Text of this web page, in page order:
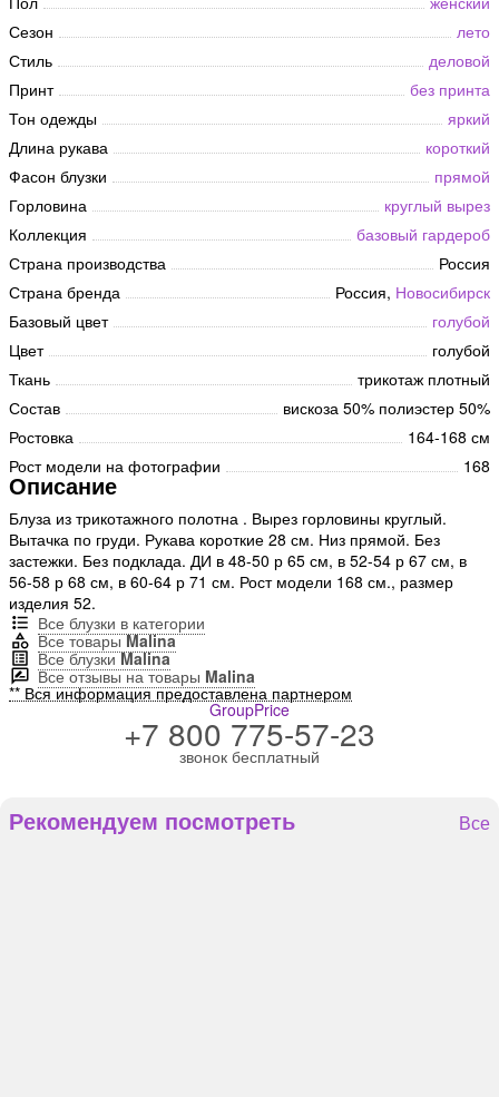
Сезон
лето
Стиль
деловой
Принт
без принта
Тон одежды
яркий
Длина рукава
короткий
Фасон блузки
прямой
Горловина
круглый вырез
Коллекция
базовый гардероб
Страна производства
Россия
Страна бренда
Россия, Новосибирск
Базовый цвет
голубой
Цвет
голубой
Ткань
трикотаж плотный
Состав
вискоза 50% полиэстер 50%
Ростовка
164-168 см
Рост модели на фотографии
168
Описание
Блуза из трикотажного полотна . Вырез горловины круглый.
Вытачка по груди. Рукава короткие 28 см. Низ прямой. Без
застежки. Без подклада. ДИ в 48-50 р 65 см, в 52-54 р 67 см, в
56-58 р 68 см, в 60-64 р 71 см. Рост модели 168 см., размер
изделия 52.
Все блузки в категории
Все товарыMalina
Все блузкиMalina
Все отзывы на товары Malina
** Вся информация предоставлена партнером
GroupPrice
+7 800 775-57-23
звонок бесплатный
Рекомендуем посмотреть Все